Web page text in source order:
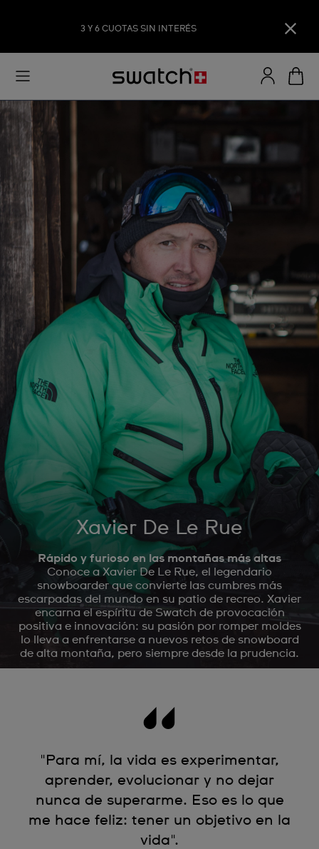
3 Y 6 CUOTAS SIN INTERÉS
Xavier De Le Rue
Rápido y furioso en las montañas más altas
Conoce a Xavier De Le Rue, el legendario
snowboarder que convierte las cumbres más
escarpadas del mundo en su patio de recreo. Xavier
encarna el espíritu de Swatch de provocación
positiva e innovación: su pasión por romper moldes
lo lleva a enfrentarse a nuevos retos de snowboard
de alta montaña, pero siempre desde la prudencia.
"Para mí, la vida es experimentar,
aprender, evolucionar y no dejar
nunca de superarme. Eso es lo que
me hace feliz: tener un objetivo en la
vida".